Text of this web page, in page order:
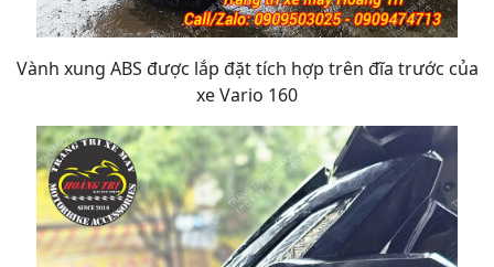
Vành xung ABS được lắp đặt tích hợp trên đĩa trước của
xe Vario 160